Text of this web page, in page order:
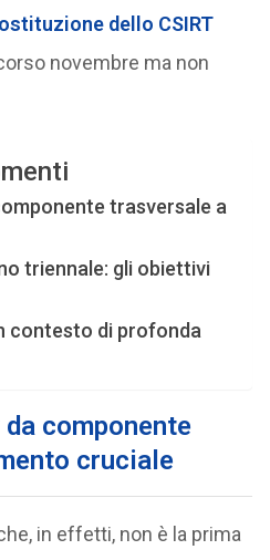
dello CSIRT
novembre ma non
trasversale a
triennale: gli obiettivi
contesto di profonda
componente
cruciale
in effetti, non è la prima